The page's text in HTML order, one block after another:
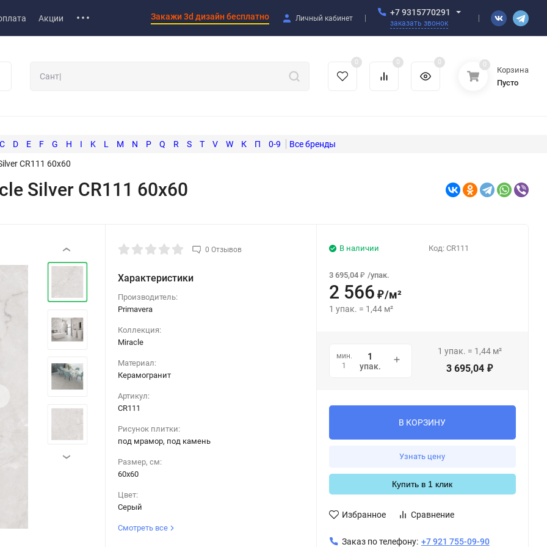
Акции Закажи 3d дизайн бесплатно Личный кабинет
+7 9315770291
заказать звонок
0 0 0 0
Корзина
Пусто
C D E F G H I K L M N P Q R S T V W К П
0-9
CR111 60x60
Silver CR111 60x60
‹
›
0 Отзывов
Характеристики
Производитель:
Primavera
Коллекция:
Miracle
Материал:
Керамогранит
Артикул:
CR111
Рисунок плитки:
под мрамор, под камень
Размер, см:
60х60
Цвет:
Серый
Смотреть все
Код: CR111
В наличии
3 695,04 ₽ /упак.
2 566 ₽/м²
1 упак. = 1,44 м²
мин.
1
упак.
1 упак. = 1,44 м²
3 695,04 ₽
В КОРЗИНУ
Узнать цену
Купить в 1 клик
Избранное Сравнение
Заказ по телефону: +7 921 755-09-90